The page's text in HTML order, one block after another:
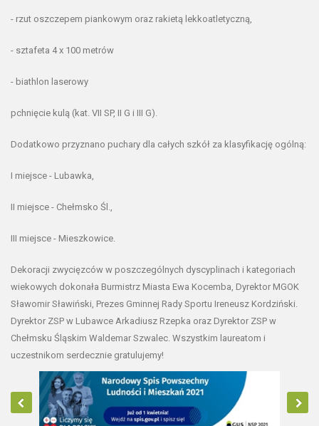
- rzut oszczepem piankowym oraz rakietą lekkoatletyczną,
- sztafeta 4 x 100 metrów
- biathlon laserowy
pchnięcie kulą (kat. VII SP, II G i III G).
Dodatkowo przyznano puchary dla całych szkół za klasyfikację ogólną:
I miejsce - Lubawka,
II miejsce - Chełmsko Śl.,
III miejsce - Mieszkowice.
Dekoracji zwycięzców w poszczególnych dyscyplinach i kategoriach
wiekowych dokonała Burmistrz Miasta Ewa Kocemba, Dyrektor MGOK
Sławomir Sławiński, Prezes Gminnej Rady Sportu Ireneusz Kordziński.
Dyrektor ZSP w Lubawce Arkadiusz Rzepka oraz Dyrektor ZSP w
Chełmsku Śląskim Waldemar Szwalec. Wszystkim laureatom i
uczestnikom serdecznie gratulujemy!